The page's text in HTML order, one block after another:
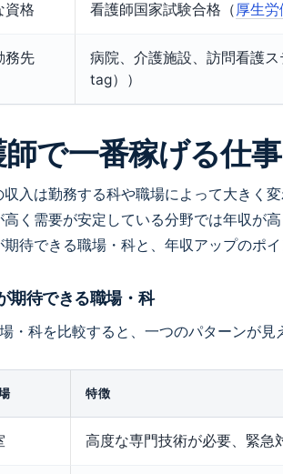
資格 看護師国家試験合格（厚生労
務先
病院、介護施設、訪問看護
tag））
で一番稼げる仕
入は勤務する科や職場によって大きく
く需要が安定している分野では年収が
待できる職場・科と、年収アップのポイ
期待できる職場・科
・科を比較すると、一つのパターンが見
特徴
高度な専門技術が必要、緊急